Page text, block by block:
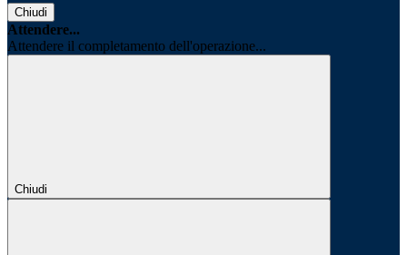
Chiudi
Attendere...
Attendere il completamento dell'operazione...
Chiudi